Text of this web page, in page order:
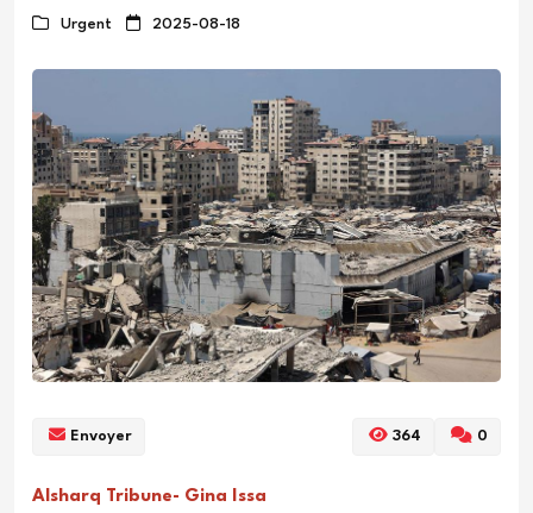
Urgent 2025-08-18
Envoyer 364 0
Alsharq Tribune- Gina Issa